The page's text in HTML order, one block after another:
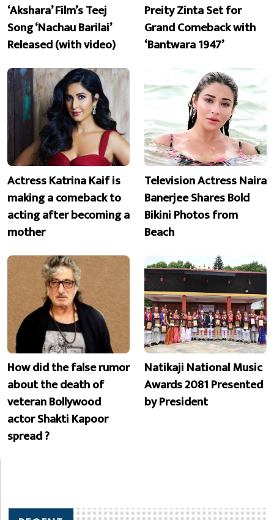
‘Akshara’ Film’s Teej
Song ‘Nachau Barilai’
Released (with video)
Preity Zinta Set for
Grand Comeback with
‘Bantwara 1947’
Actress Katrina Kaif is
making a comeback to
acting after becoming a
mother
Television Actress Naira
Banerjee Shares Bold
Bikini Photos from
Beach
How did the false rumor
about the death of
veteran Bollywood
actor Shakti Kapoor
spread ?
Natikaji National Music
Awards 2081 Presented
by President